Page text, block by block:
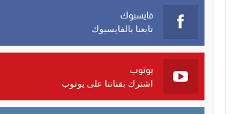
فايسبوك
تابعنا بالفايسبوك
يوتوب
اشترك بقناتنا على يوتوب